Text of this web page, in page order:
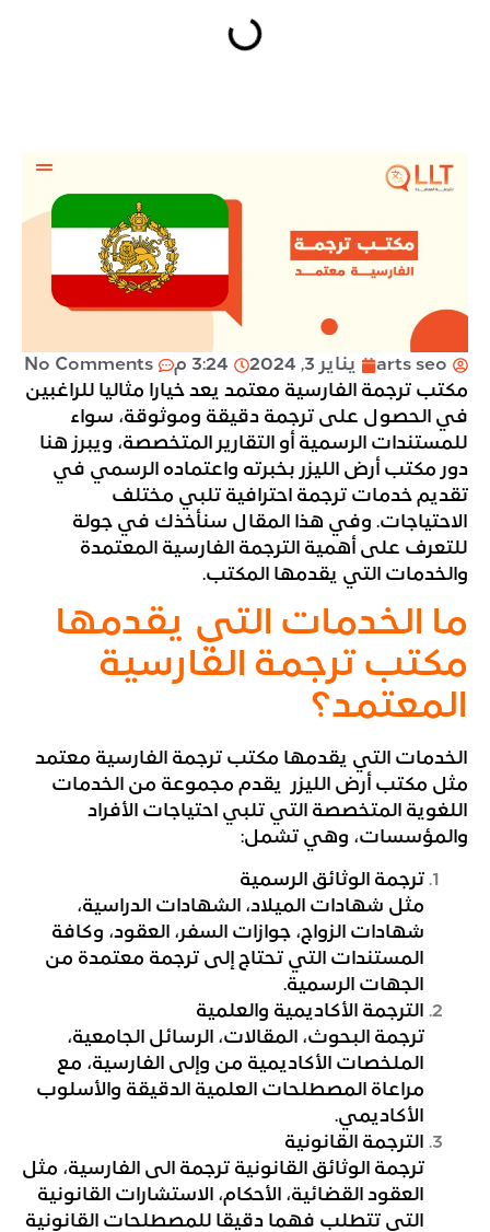
arts seo يناير 3, 2024 3:24 م
No Comments
مكتب ترجمة الفارسية معتمد يعد خيارا مثاليا للراغبين
في الحصول على ترجمة دقيقة وموثوقة، سواء
للمستندات الرسمية أو التقارير المتخصصة، ويبرز هنا
دور مكتب أرض الليزر بخبرته واعتماده الرسمي في
تقديم خدمات ترجمة احترافية تلبي مختلف
الاحتياجات. وفي هذا المقال سنأخذك في جولة
للتعرف على أهمية الترجمة الفارسية المعتمدة
والخدمات التي يقدمها المكتب.
ما الخدمات التي يقدمها
مكتب ترجمة الفارسية
المعتمد؟
الخدمات التي يقدمها مكتب ترجمة الفارسية معتمد
مثل مكتب أرض الليزر يقدم مجموعة من الخدمات
اللغوية المتخصصة التي تلبي احتياجات الأفراد
والمؤسسات، وهي تشمل:
ترجمة الوثائق الرسمية
مثل شهادات الميلاد، الشهادات الدراسية،
شهادات الزواج، جوازات السفر، العقود، وكافة
المستندات التي تحتاج إلى ترجمة معتمدة من
الجهات الرسمية.
الترجمة الأكاديمية والعلمية
ترجمة البحوث، المقالات، الرسائل الجامعية،
الملخصات الأكاديمية من وإلى الفارسية، مع
مراعاة المصطلحات العلمية الدقيقة والأسلوب
الأكاديمي.
الترجمة القانونية
ترجمة الوثائق القانونية ترجمة الى الفارسية، مثل
العقود القضائية، الأحكام، الاستشارات القانونية
التي تتطلب فهما دقيقا للمصطلحات القانونية